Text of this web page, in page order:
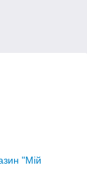
"Мій